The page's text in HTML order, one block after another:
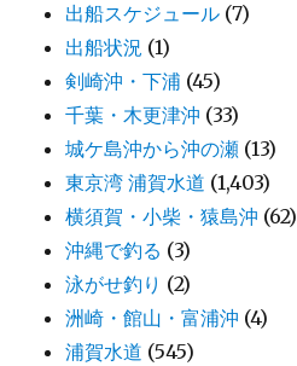
出船スケジュール (7)
出船状況 (1)
剣崎沖・下浦 (45)
千葉・木更津沖 (33)
城ケ島沖から沖の瀬 (13)
東京湾 浦賀水道 (1,403)
横須賀・小柴・猿島沖 (62)
沖縄で釣る (3)
泳がせ釣り (2)
洲崎・館山・富浦沖 (4)
浦賀水道 (545)